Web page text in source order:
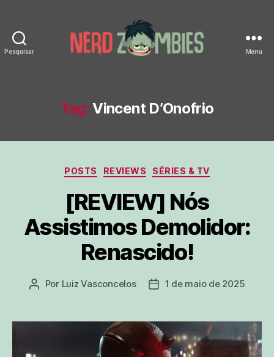
Pesquisar Menu
Tag:Vincent D’Onofrio
Categorias
POSTS REVIEWS SÉRIES & TV
[REVIEW] Nós
Assistimos Demolidor:
Renascido!
Autor
Por Luiz Vasconcelos
Data1 de maio de 2025